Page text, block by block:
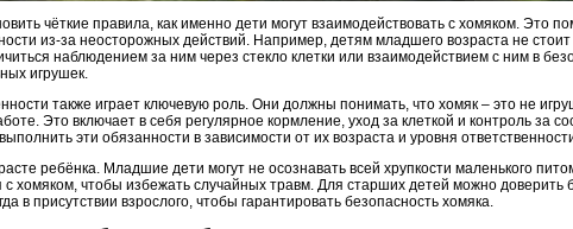
чёткие правила, как именно дети могут взаимодействовать с хомяком. Это
из-за неосторожных действий. Например, детям младшего возраста не стоит
наблюдением за ним через стекло клетки или взаимодействием с ним в
игрушек.
также играет ключевую роль. Они должны понимать, что хомяк – это не
Это включает в себя регулярное кормление, уход за клеткой и контроль за
эти обязанности в зависимости от их возраста и уровня
ребёнка. Младшие дети могут не осознавать всей хрупкости маленького
с хомяком, чтобы избежать случайных травм. Для старших детей можно доверить
в присутствии взрослого, чтобы гарантировать безопасность хомяка.